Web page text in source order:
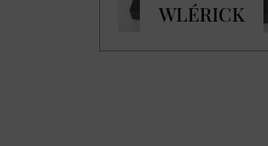
WLÉRICK